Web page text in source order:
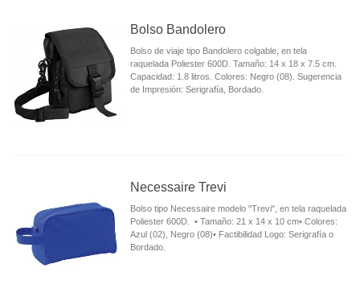
Bolso Bandolero
Bolso de viaje tipo Bandolero colgable, en tela
raquelada Poliester 600D. Tamaño: 14 x 18 x 7.5 cm.
Capacidad: 1.8 litros. Colores: Negro (08). Sugerencia
de Impresión: Serigrafía, Bordado.
Necessaire Trevi
Bolso tipo Necessaire modelo "Trevi", en tela raquelada
Poliester 600D. • Tamaño: 21 x 14 x 10 cm• Colores:
Azul (02), Negro (08)• Factibilidad Logo: Serigrafía o
Bordado.